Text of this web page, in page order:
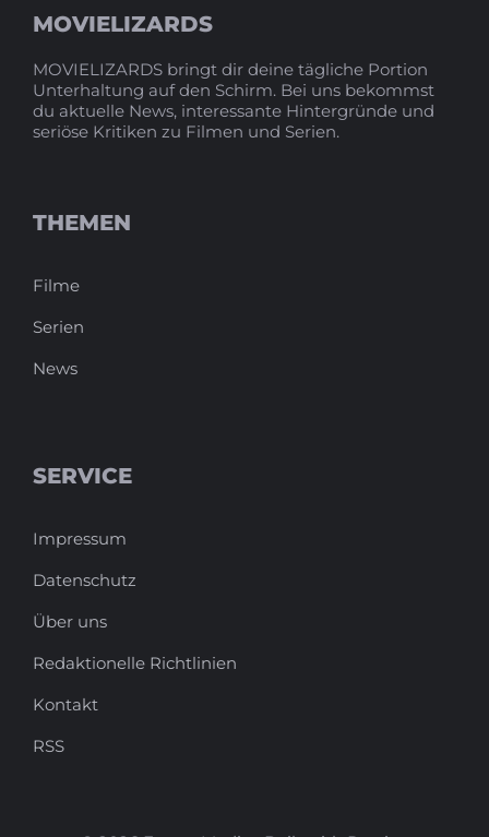
MOVIELIZARDS
MOVIELIZARDS bringt dir deine tägliche Portion
Unterhaltung auf den Schirm. Bei uns bekommst
du aktuelle News, interessante Hintergründe und
seriöse Kritiken zu Filmen und Serien.
THEMEN
Filme
Serien
News
SERVICE
Impressum
Datenschutz
Über uns
Redaktionelle Richtlinien
Kontakt
RSS